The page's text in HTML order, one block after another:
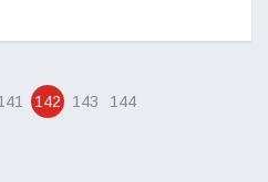
142 143 144